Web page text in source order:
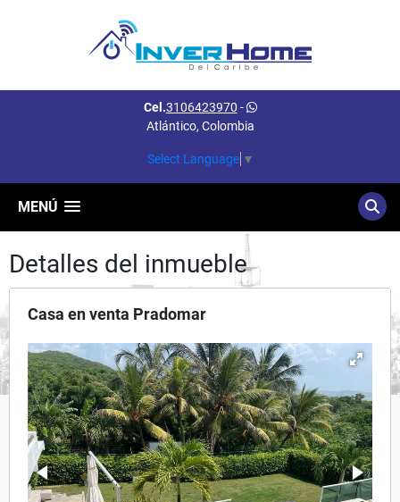
Cel.3106423970 -
Atlántico, Colombia
Select Language ▼
MENÚ
Detalles del inmueble
Casa en venta Pradomar